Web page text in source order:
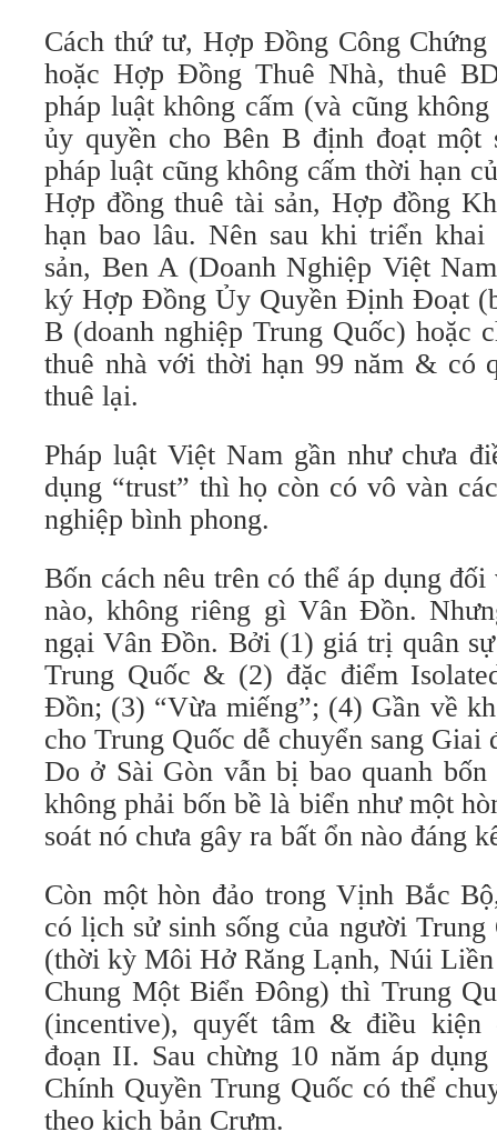
Cách thứ tư, Hợp Đồng Công
hoặc Hợp Đồng Thuê Nhà, thuê
pháp luật không cấm (và cũng
ủy quyền cho Bên B định đoạt một
pháp luật cũng không cấm thời hạn
Hợp đồng thuê tài sản, Hợp đồng
hạn bao lâu. Nên sau khi triển
sản, Ben A (Doanh Nghiệp Việt
ký Hợp Đồng Ủy Quyền Định Đoạt
B (doanh nghiệp Trung Quốc) hoặc
thuê nhà với thời hạn 99 năm & có
thuê lại.
Pháp luật Việt Nam gần như chưa
dụng “trust” thì họ còn có vô vàn
nghiệp bình phong.
Bốn cách nêu trên có thể áp dụng
nào, không riêng gì Vân Đồn.
ngại Vân Đồn. Bởi (1) giá trị quân
Trung Quốc & (2) đặc điểm
Đồn; (3) “Vừa miếng”; (4) Gần về
cho Trung Quốc dễ chuyển sang Giai
Do ở Sài Gòn vẫn bị bao quanh
không phải bốn bề là biển như một
soát nó chưa gây ra bất ổn nào đáng
Còn một hòn đảo trong Vịnh Bắc
có lịch sử sinh sống của người
(thời kỳ Môi Hở Răng Lạnh, Núi
Chung Một Biển Đông) thì Trung
(incentive), quyết tâm & điều kiện
đoạn II. Sau chừng 10 năm áp
Chính Quyền Trung Quốc có thể
theo kịch bản Crưm.